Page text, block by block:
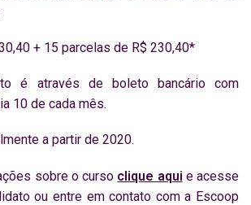
+ 15 parcelas de R$ 230,40*
é através de boleto bancário com
10 de cada mês.
a partir de 2020.
sobre o curso clique aqui e acesse
ou entre em contato com a Escoop